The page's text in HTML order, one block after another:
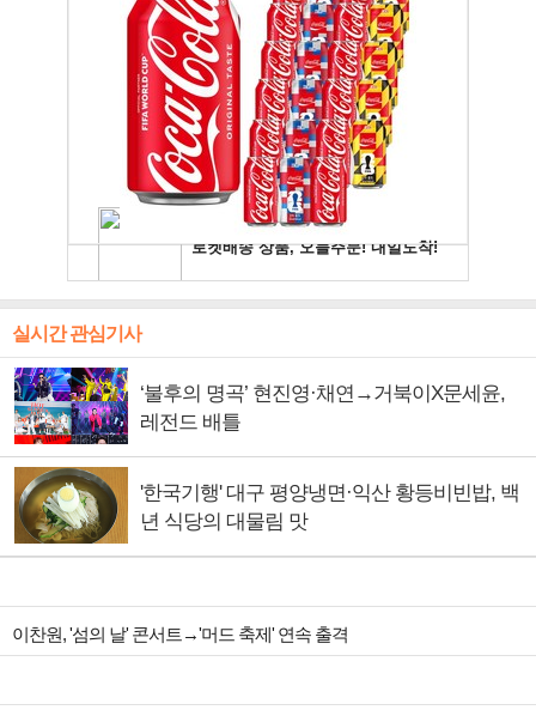
실시간 관심기사
‘불후의 명곡’ 현진영·채연→거북이X문세윤,
레전드 배틀
'한국기행' 대구 평양냉면·익산 황등비빈밥, 백
년 식당의 대물림 맛
이찬원, '섬의 날' 콘서트→'머드 축제' 연속 출격